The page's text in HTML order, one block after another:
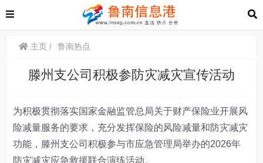
主页 鲁南热点
滕州支公司积极参防灾减灾宣传活动
为积极贯彻落实国家金融监管总局关于财产保险业开展风
险减量服务的要求，充分发挥保险的风险减量和防灾减灾
功能，滕州支公司积极参与市应急管理局举办的2026年
防灾减灾应急救援联合演练活动。